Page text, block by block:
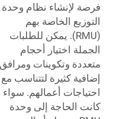
فرصة لإنشاء نظام وحدة
التوزيع الخاصة بهم
(RMU). يمكن للطلبات
الجملة اختيار أحجام
متعددة وتكوينات ومرافق
إضافية كثيرة لتتناسب مع
احتياجات أعمالهم. سواء
كانت الحاجة إلى وحدة